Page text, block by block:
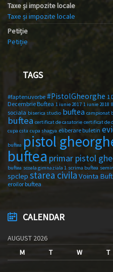
Taxe și impozite locale
Taxe și impozite locale
Petiție
Petiție
TAGS
#faptenuvorbe #PistolGheorghe 1
Decembrie Buftea 1 iunie 2017 1 iunie 2018
sociala biserica studio buftea campionat
buftea certificat de casatorie certificat de
cupa csta cupa shagya eliberare buletin
buftea pistol
buftea primar pistol
buftea scoala gimnaziala 1 scrima buftea
spclep starea civila Vointa
eroilor buftea
CALENDAR
AUGUST 2026
M
T W T